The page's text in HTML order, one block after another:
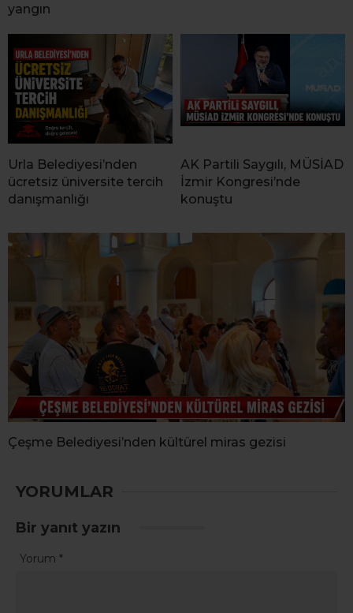
yangın
Urla Belediyesi’nden
ücretsiz üniversite tercih
danışmanlığı
AK Partili Saygılı, MÜSİAD
İzmir Kongresi’nde
konuştu
Çeşme Belediyesi’nden kültürel miras gezisi
YORUMLAR
Bir yanıt yazın
Yorum *